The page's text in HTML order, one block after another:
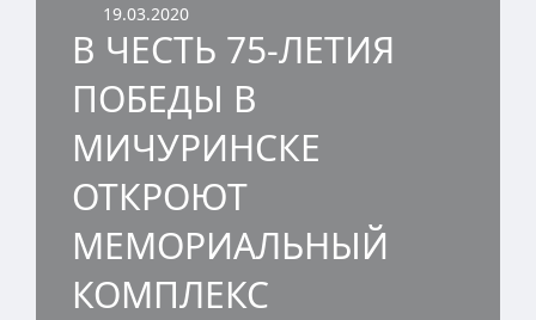
19.03.2020
В ЧЕСТЬ 75-ЛЕТИЯ
ПОБЕДЫ В
МИЧУРИНСКЕ
ОТКРОЮТ
МЕМОРИАЛЬНЫЙ
КОМПЛЕКС